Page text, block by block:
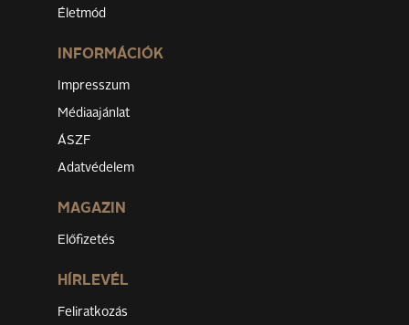
Életmód
INFORMÁCIÓK
Impresszum
Médiaajánlat
ÁSZF
Adatvédelem
MAGAZIN
Előfizetés
HÍRLEVÉL
Feliratkozás